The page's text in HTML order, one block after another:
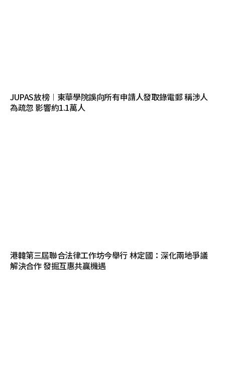
JUPAS放榜︱東華學院誤向所有申請人發取錄電郵 稱涉人
為疏忽 影響約1.1萬人
港韓第三屆聯合法律工作坊今舉行 林定國：深化兩地爭議
解決合作 發掘互惠共贏機遇